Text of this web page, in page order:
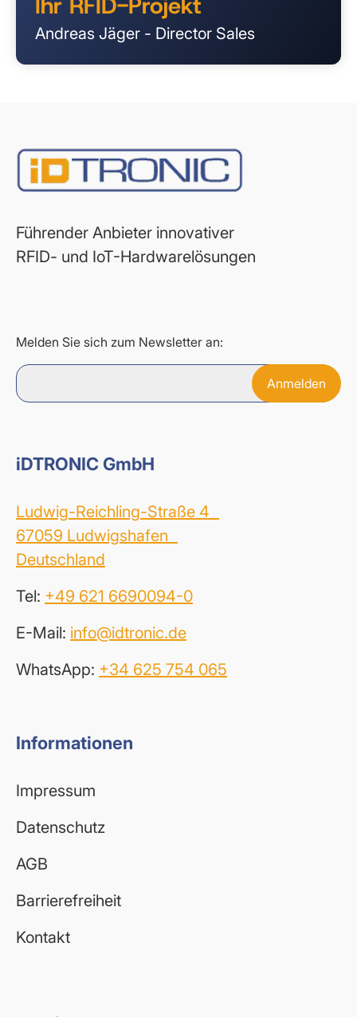
Andreas Jäger - Director Sales
Führender Anbieter innovativer
RFID- und IoT-Hardwarelösungen
Melden Sie sich zum Newsletter an:
iDTRONIC GmbH
Ludwig-Reichling-Straße 4
67059 Ludwigshafen
Deutschland
Tel: +49 621 6690094-0
E-Mail: info@idtronic.de
WhatsApp: +34 625 754 065
Informationen
Impressum
Datenschutz
AGB
Barrierefreiheit
Kontakt